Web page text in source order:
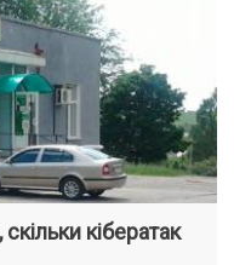
кібератак